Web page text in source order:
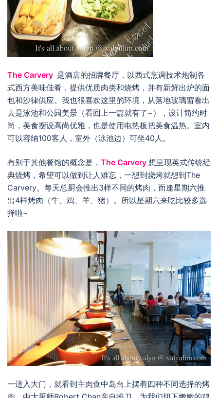
The Carvery 是酒店的招牌餐厅，以西式烹调技术炮制各
式西方美味佳肴，提供优质肉类和烧烤，并有新鲜出炉的面
包和沙律供应。我也很喜欢这里的环境，从落地玻璃窗看出
去是泳池和公园美景（看回上一篇就有了~），设计简约时
尚，美食摆设高尚优雅，也是使用电热板把美食温热。室内
可以容纳100客人，室外（泳池边）可坐40人。
有别于其他餐馆的概念是， The Carvery 想呈现英式传统经
典烧烤，希望可以做到让人难忘，一想到烧烤就想到The
Carvery。每天总厨会推出3样不同的烤肉，而逢星期六推
出4样烤肉（牛、鸡、羊、猪）。所以星期六来吃比较多选
择啦~
一进入大门，就看到主肉食中岛台上摆着四种不同选择的烤